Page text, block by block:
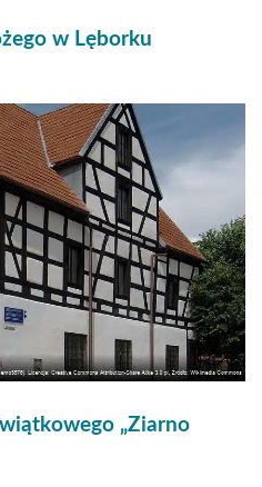
w Lęborku
„Ziarno